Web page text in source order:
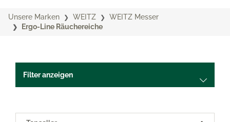
Unsere Marken WEITZ
WEITZ Messer
Ergo-Line Räuchereiche
Filter anzeigen